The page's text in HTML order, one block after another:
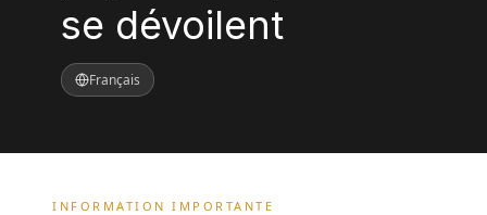
se dévoilent
Français
INFORMATION IMPORTANTE